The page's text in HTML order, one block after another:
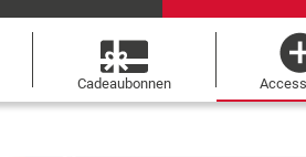
Cadeaubonnen